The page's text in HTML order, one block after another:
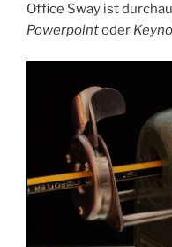
Office Sway ist
Powerpointoder